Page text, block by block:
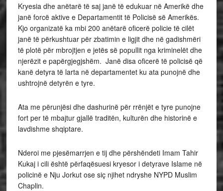
Kryesia dhe anëtarë të saj janë të edukuar në Amerikë dhe
janë forcë aktive e Departamentit të Policisë së Amerikës.
Kjo organizatë ka mbi 200 anëtarë oficerë policie të cilët
janë të përkushtuar për zbatimin e ligjit dhe në gadishmëri
të plotë për mbrojtjen e jetës së popullit nga kriminelët dhe
njerëzit e papërgjegjshëm. Janë disa oficerë të policisë që
kanë detyra të larta në departamentet ku ata punojnë dhe
ushtrojnë detyrën e tyre.
Ata me përunjësi dhe dashurinë për rrënjët e tyre punojne
fort per të mbajtur gjallë traditën, kulturën dhe historinë e
lavdishme shqiptare.
Nderoi me pjesëmarrjen e tij dhe përshëndeti Imam Tahir
Kukaj i cili është përfaqësuesi kryesor i detyrave Islame në
policinë e Nju Jorkut ose siç njihet ndryshe NYPD Muslim
Chaplin.